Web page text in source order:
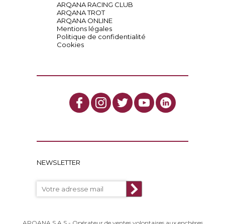
ARQANA RACING CLUB
ARQANA TROT
ARQANA ONLINE
Mentions légales
Politique de confidentialité
Cookies
NEWSLETTER